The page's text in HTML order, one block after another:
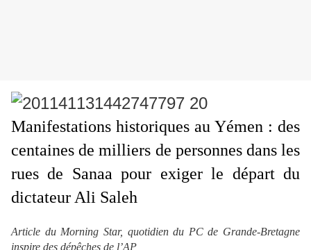
Manifestations historiques au Yémen : des
centaines de milliers de personnes dans les
rues de Sanaa pour exiger le départ du
dictateur Ali Saleh
Article du Morning Star, quotidien du PC de Grande-Bretagne
inspire des dépêches de l’AP